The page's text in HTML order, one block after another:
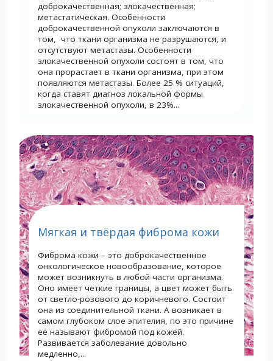
доброкачественная; злокачественная;
метастатическая. Особенности
доброкачественной опухоли заключаются в
том, что ткани организма не разрушаются, и
отсутствуют метастазы. Особенности
злокачественной опухоли состоят в том, что
она прорастает в ткани организма, при этом
появляются метастазы. Более 25 % ситуаций,
когда ставят диагноз локальной формы
злокачественной опухоли, в 23%...
Мягкая и твёрдая фиброма кожи
Фиброма кожи – это доброкачественное
онкологическое новообразование, которое
может возникнуть в любой части организма.
Оно имеет четкие границы, а цвет может быть
от светло-розового до коричневого. Состоит
она из соединительной ткани. А возникает в
самом глубоком слое эпителия, по это причине
ее называют фибромой под кожей.
Развивается заболевание довольно
медленно,...